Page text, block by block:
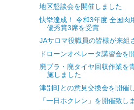
地区懇談会を開催しました
快挙達成！ 令和3年度 全国肉
優秀賞3席を受賞
JAサロマ役職員の皆様が来組
ドローンオペレータ講習会を
廃プラ・廃タイヤ回収作業を
施しました
津別町との意見交換会を開催
「一日ホクレン」を開催致し